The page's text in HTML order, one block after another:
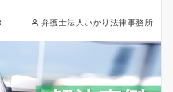
弁護士法人いかり法律事務所